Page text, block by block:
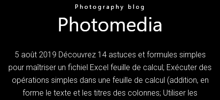
5 août 2019 Découvrez 14 astuces et formules simples
pour maîtriser un fichiel Excel feuille de calcul; Exécuter des
opérations simples dans une feuille de calcul (addition, en
forme le texte et les titres des colonnes; Utiliser les